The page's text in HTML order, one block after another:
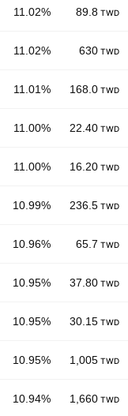
11.02% 89.8 TWD
11.02% 630 TWD
11.01% 168.0 TWD
11.00% 22.40 TWD
11.00% 16.20 TWD
10.99% 236.5 TWD
10.96% 65.7 TWD
10.95% 37.80 TWD
10.95% 30.15 TWD
10.95% 1,005 TWD
10.94% 1,660 TWD